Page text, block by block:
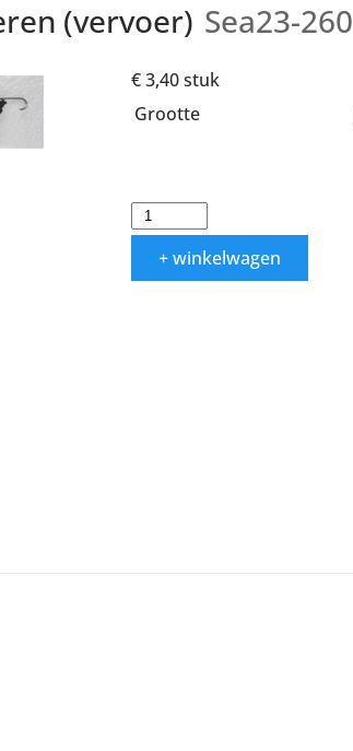
(vervoer) Sea23-260
€ 3,40stuk
Grootte
+ winkelwagen